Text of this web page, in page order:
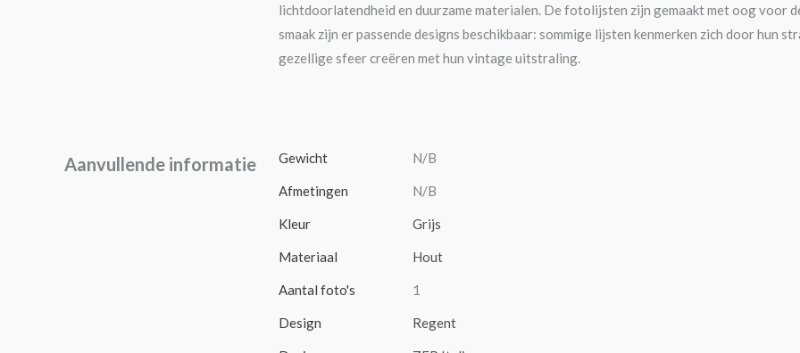
lichtdoorlatendheid en duurzame materialen. De fotolijsten zijn gemaakt met oog voor
smaak zijn er passende designs beschikbaar: sommige lijsten kenmerken zich door hun
gezellige sfeer creëren met hun vintage uitstraling.
Aanvullende informatie Gewicht N/B
Afmetingen N/B
Kleur Grijs
Materiaal Hout
Aantal foto's 1
Design Regent